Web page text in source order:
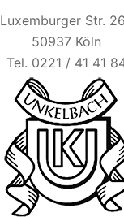
Luxemburger Str.
50937 Köln
Tel. 0221 / 41 41